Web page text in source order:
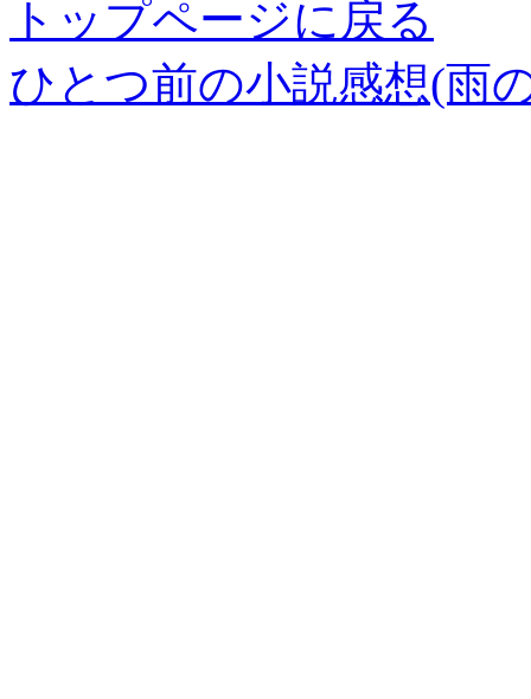
トップページに戻る
ひとつ前の小説感想(雨